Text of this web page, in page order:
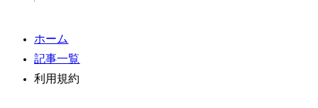
ホーム
記事一覧
利用規約